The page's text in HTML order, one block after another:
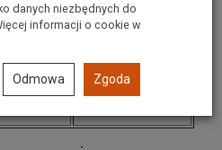
osi
15,5*18x12,5mm
danych niezbędnych do
informacji o cookie w
Odmowa Zgoda